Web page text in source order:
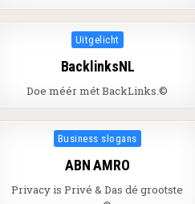
Posted in
Uitgelicht
BacklinksNL
Doe méér mét BackLinks.©
Posted in
Business slogans
ABN AMRO
Privacy is Privé & Das dé grootste